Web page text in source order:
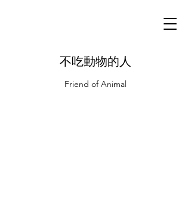
不吃動物的人
Friend of Animal